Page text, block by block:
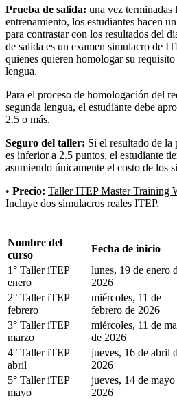
Prueba de salida: una vez terminadas
entrenamiento, los estudiantes hacen
para contrastar con los resultados del
de salida es un examen simulacro de
quienes quieren homologar su
lengua.
Para el proceso de homologación del
segunda lengua, el estudiante debe
2.5 o más.
Seguro del taller: Si el resultado de la
es inferior a 2.5 puntos, el estudiante
asumiendo únicamente el costo de los
• Precio: Taller ITEP Master Training
Incluye dos simulacros reales ITEP.
Nombre del
curso
Fecha de inicio
1° Taller iTEP
enero
lunes, 19 de enero
2026
2° Taller iTEP
febrero
miércoles, 11 de
febrero de 2026
3° Taller iTEP
marzo
miércoles, 11 de
de 2026
4° Taller iTEP
abril
jueves, 16 de abril
2026
5° Taller iTEP
mayo
jueves, 14 de mayo
2026